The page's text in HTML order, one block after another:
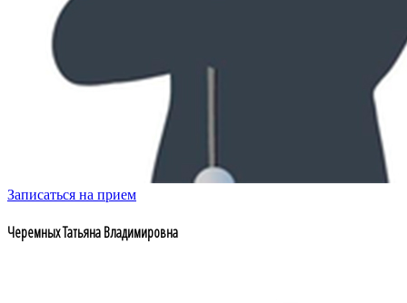
Записаться на прием
Черемных Татьяна Владимировна